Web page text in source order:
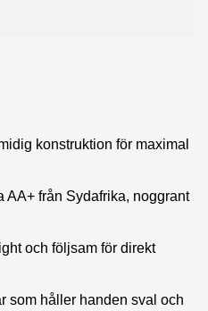
konstruktion för maximal
AA+ från Sydafrika, noggrant
och följsam för direkt
som håller handen sval och